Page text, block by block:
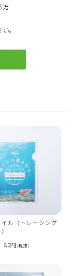
方
。
ル（トレーシング
80円(税抜)